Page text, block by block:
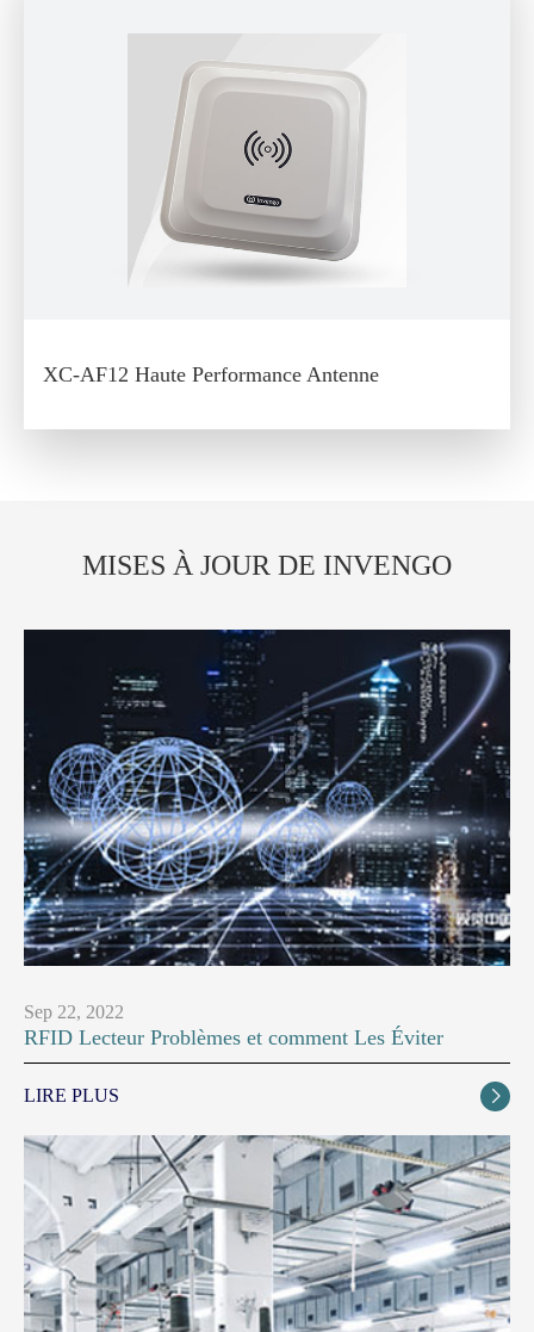
XC-AF12 Haute Performance Antenne
MISES À JOUR DE INVENGO
Sep 22, 2022
RFID Lecteur Problèmes et comment Les Éviter
LIRE PLUS 